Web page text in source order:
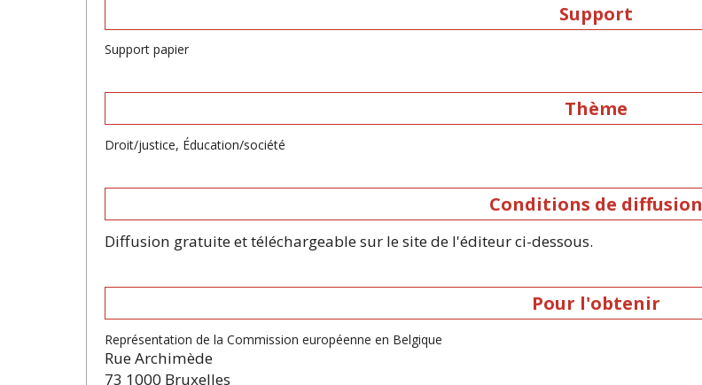
Support
Support papier
Thème
Droit/justice, Éducation/société
Conditions de diffusion
Diffusion gratuite et téléchargeable sur le site de l'éditeur ci-dessous.
Pour l'obtenir
Représentation de la Commission européenne en Belgique
Rue Archimède
73 1000 Bruxelles